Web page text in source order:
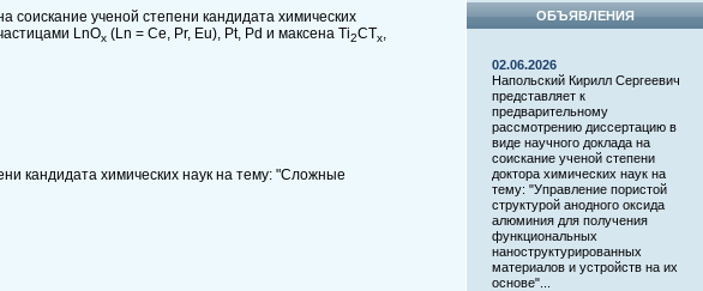
соискание ученой степени кандидата химических
LnOx (Ln = Ce, Pr, Eu), Pt, Pd и максена Ti2CTx,
кандидата химических наук на тему: "Сложные
ОБЪЯВЛЕНИЯ
02.06.2026
Напольский Кирилл Сергеевич
представляет к
предварительному
рассмотрению диссертацию в
виде научного доклада на
соискание ученой степени
доктора химических наук на
тему: "Управление пористой
структурой анодного оксида
алюминия для получения
функциональных
наноструктурированных
материалов и устройств на их
основе"...